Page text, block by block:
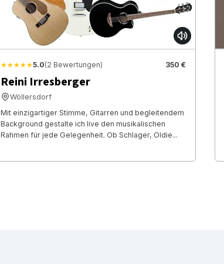
★★★★★5.0(2 Bewertungen) 350 €
Reini Irresberger
Wöllersdorf
Mit einzigartiger Stimme, Gitarren und begleitendem
Background gestalte ich live den musikalischen
Rahmen für jede Gelegenheit. Ob Schlager, Oldie...